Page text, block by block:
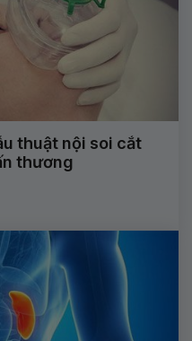
thuật nội soi cắt
thương